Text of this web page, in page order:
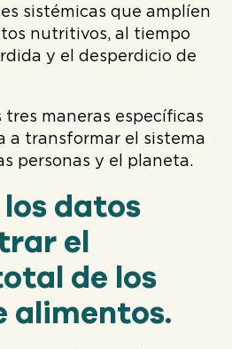
sistémicas que amplíen
nutritivos, al tiempo
y el desperdicio de
maneras específicas
a transformar el sistema
personas y el planeta.
los datos
el
de los
alimentos.